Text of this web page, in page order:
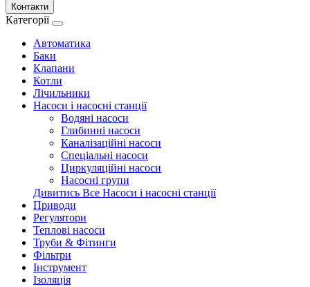
Контакти
Категорії
Автоматика
Баки
Клапани
Котли
Лічильники
Насоси і насосні станції
Водяні насоси
Глибинні насоси
Каналізаційні насоси
Спеціальні насоси
Циркуляційні насоси
Насосні групи
Дивитись Все Насоси і насосні станції
Приводи
Регулятори
Теплові насоси
Труби & Фітинги
Фільтри
Інструмент
Ізоляція